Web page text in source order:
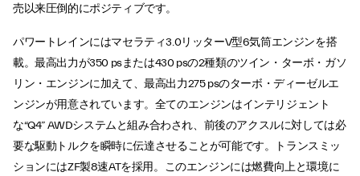
売以来圧倒的にポジティブです。
パワートレインにはマセラティ3.0リッターV型6気筒エンジンを搭
載。最高出力が350 psまたは430 psの2種類のツイン・ターボ・ガソ
リン・エンジンに加えて、最高出力275 psのターボ・ディーゼルエ
ンジンが用意されています。全てのエンジンはインテリジェント
な“Q4” AWDシステムと組み合わされ、前後のアクスルに対しては必
要な駆動トルクを瞬時に伝達させることが可能です。トランスミッ
ションにはZF製8速ATを採用。このエンジンには燃費向上と環境に